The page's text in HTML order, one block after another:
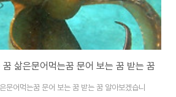
삶은문어먹는꿈 문어 보는 꿈 받는 꿈
문어먹는꿈 문어 보는 꿈 받는 꿈 알아보겠습니